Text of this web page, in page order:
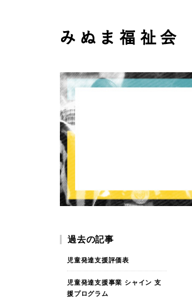
過去の記事
児童発達支援評価表
児童発達支援事業 シャイン 支
援プログラム